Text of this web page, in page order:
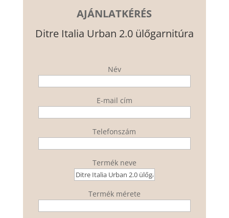
AJÁNLATKÉRÉS
Ditre Italia Urban 2.0 ülőgarnitúra
Név
E-mail cím
Telefonszám
Termék neve
Termék mérete